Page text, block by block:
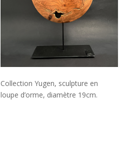
Collection Yugen, sculpture en
loupe d’orme, diamètre 19cm.